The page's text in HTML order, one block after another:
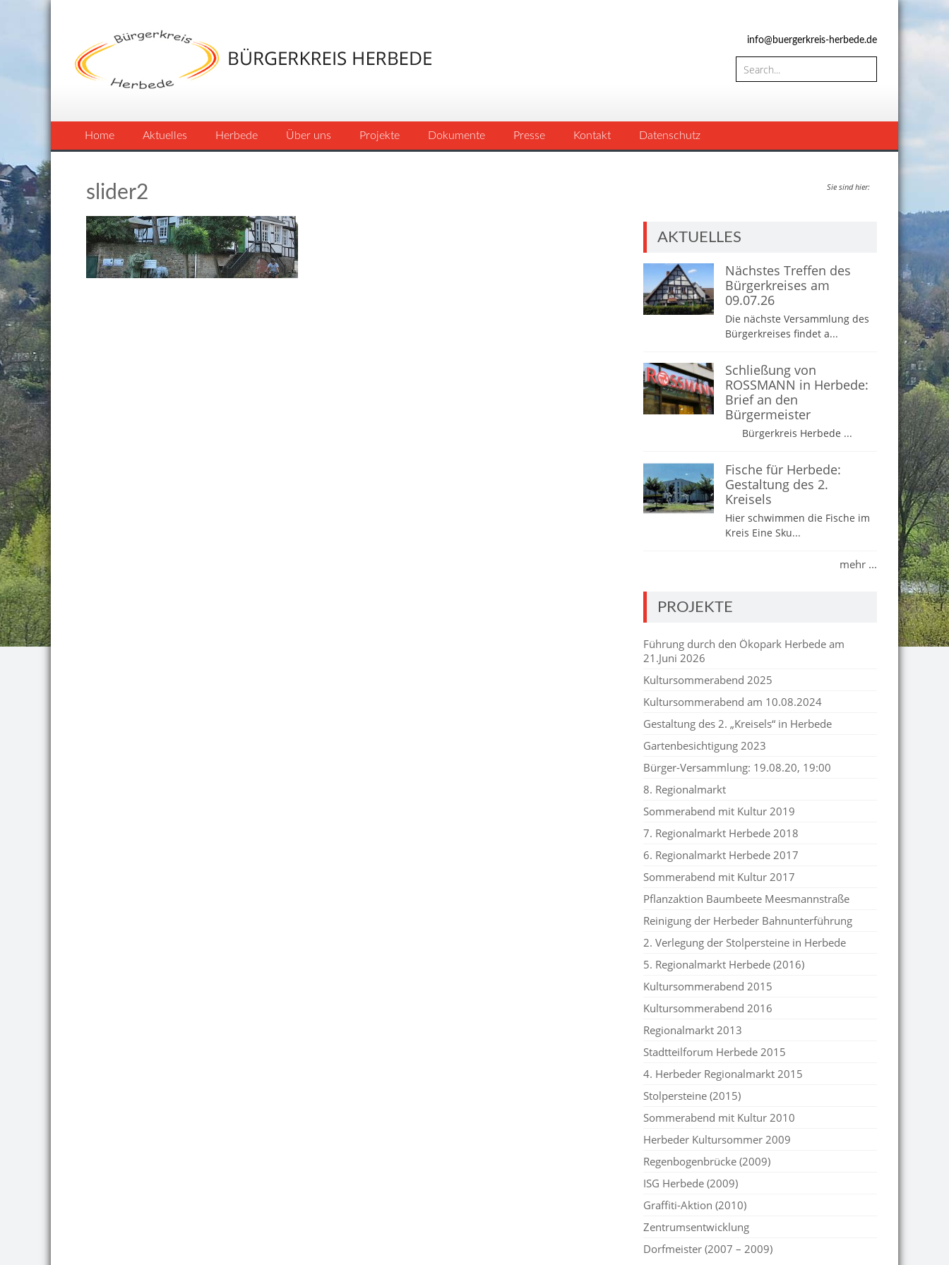
info@buergerkreis-herbede.de
Home Aktuelles Herbede Über uns Projekte Dokumente Presse Kontakt Datenschutz
Sie sind hier:
slider2
AKTUELLES
Nächstes Treffen des
Bürgerkreises am
09.07.26
Die nächste Versammlung des
Bürgerkreises findet a...
Schließung von
ROSSMANN in Herbede:
Brief an den
Bürgermeister
Bürgerkreis Herbede ...
Fische für Herbede:
Gestaltung des 2.
Kreisels
Hier schwimmen die Fische im
Kreis Eine Sku...
mehr ...
PROJEKTE
Führung durch den Ökopark Herbede am
21.Juni 2026
Kultursommerabend 2025
Kultursommerabend am 10.08.2024
Gestaltung des 2. „Kreisels“ in Herbede
Gartenbesichtigung 2023
Bürger-Versammlung: 19.08.20, 19:00
8. Regionalmarkt
Sommerabend mit Kultur 2019
7. Regionalmarkt Herbede 2018
6. Regionalmarkt Herbede 2017
Sommerabend mit Kultur 2017
Pflanzaktion Baumbeete Meesmannstraße
Reinigung der Herbeder Bahnunterführung
2. Verlegung der Stolpersteine in Herbede
5. Regionalmarkt Herbede (2016)
Kultursommerabend 2015
Kultursommerabend 2016
Regionalmarkt 2013
Stadtteilforum Herbede 2015
4. Herbeder Regionalmarkt 2015
Stolpersteine (2015)
Sommerabend mit Kultur 2010
Herbeder Kultursommer 2009
Regenbogenbrücke (2009)
ISG Herbede (2009)
Graffiti-Aktion (2010)
Zentrumsentwicklung
Dorfmeister (2007 – 2009)